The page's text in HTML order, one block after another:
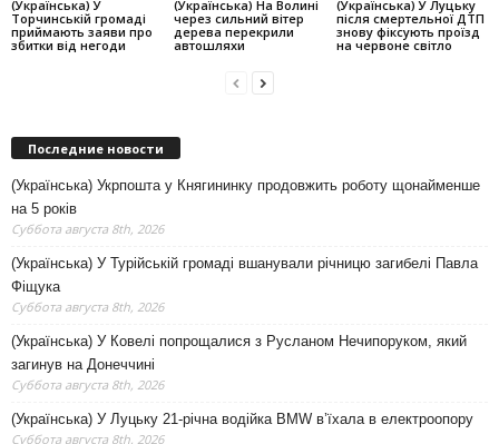
(Українська) У
Торчинській громаді
приймають заяви про
збитки від негоди
(Українська) На Волині
через сильний вітер
дерева перекрили
автошляхи
(Українська) У Луцьку
після смертельної ДТП
знову фіксують проїзд
на червоне світло
Последние новости
(Українська) Укрпошта у Княгининку продовжить роботу щонайменше
на 5 років
Суббота августа 8th, 2026
(Українська) У Турійській громаді вшанували річницю загибелі Павла
Фіщука
Суббота августа 8th, 2026
(Українська) У Ковелі попрощалися з Русланом Нечипоруком, який
загинув на Донеччині
Суббота августа 8th, 2026
(Українська) У Луцьку 21-річна водійка BMW в’їхала в електроопору
Суббота августа 8th, 2026